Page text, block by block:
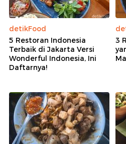
detikFood
5 Restoran Indonesia
Terbaik di Jakarta Versi
Wonderful Indonesia, Ini
Daftarnya!
3